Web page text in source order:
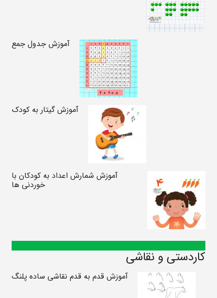
آموزش جدول جمع
آموزش گیتار به کودک
آموزش شمارش اعداد به کودکان با
خوردنی ها
کاردستی و نقاشی
آموزش قدم به قدم نقاشی ساده پلنگ